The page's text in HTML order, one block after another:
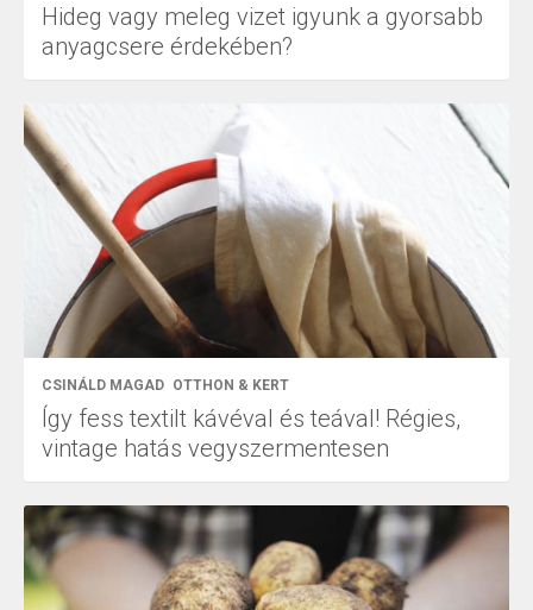
Hideg vagy meleg vizet igyunk a gyorsabb
anyagcsere érdekében?
CSINÁLD MAGAD OTTHON & KERT
Így fess textilt kávéval és teával! Régies,
vintage hatás vegyszermentesen